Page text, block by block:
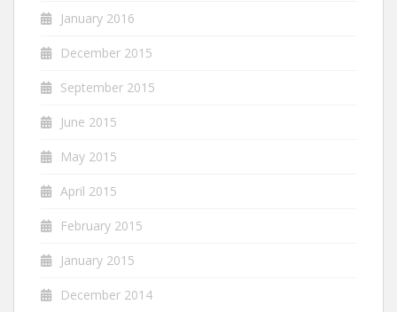
January 2016
December 2015
September 2015
June 2015
May 2015
April 2015
February 2015
January 2015
December 2014